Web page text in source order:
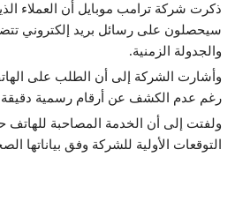
ذكرت شركة ترامب موبايل أن العملاء
سيحصلون على رسائل بريد إلكتروني
والجدولة الزمنية.
وأشارت الشركة إلى أن الطلب على
رغم عدم الكشف عن أرقام رسمية دقيقة
ولفتت إلى أن الخدمة المصاحبة للهاتف
التوقعات الأولية للشركة وفق بياناتها